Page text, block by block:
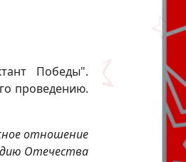
Победы".
проведению.
отношение
Отечества